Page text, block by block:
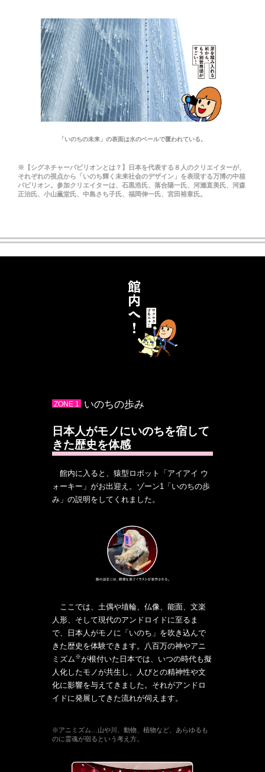
「いのちの未来」の表面は水のベールで覆われている。
※【シグネチャーパビリオンとは？】日本を代表する８人のクリエイターが、
それぞれの視点から「いのち輝く未来社会のデザイン」を表現する万博の中核
パビリオン。参加クリエイターは、石黒浩氏、落合陽一氏、河瀨直美氏、河森
正治氏、小山薫堂氏、中島さち子氏、福岡伸一氏、宮田裕章氏。
ZONE 1 いのちの歩み
日本人がモノにいのちを宿して
きた歴史を体感
館内に入ると、猿型ロボット「アイアイ ウ
ォーキー」がお出迎え。ゾーン1「いのちの歩
み」の説明をしてくれました。
ここでは、土偶や埴輪、仏像、能面、文楽
人形、そして現代のアンドロイドに至るま
で、日本人がモノに「いのち」を吹き込んで
きた歴史を体験できます。八百万の神やアニ
ミズム※が根付いた日本では、いつの時代も擬
人化したモノが共生し、人びとの精神性や文
化に影響を与えてきました。それがアンドロ
イドに発展してきた流れが伺えます。
※アニミズム…山や川、動物、植物など、あらゆるも
のに霊魂が宿るという考え方。